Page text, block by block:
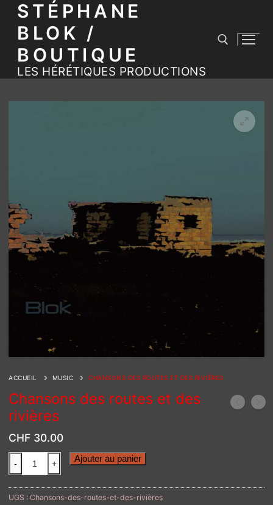
contenu
STÉPHANE
BLOK /
BOUTIQUE
LES HÉRÉTIQUES PRODUCTIONS
ACCUEIL MUSIC CHANSONS DES ROUTES ET DES RIVIÈRES
Chansons des routes et des
rivières
CHF 30.00
de
des
- +
Ajouter au panier
UGS : Chansons-des-routes-et-des-rivières